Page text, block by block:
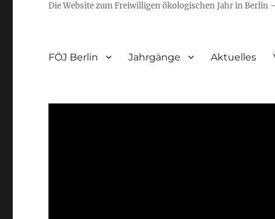
Die Website zum Freiwilligen ökologischen Jahr in Berlin
FÖJ Berlin Jahrgänge Aktuelles